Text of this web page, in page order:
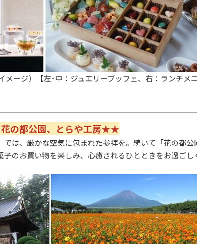
イメージ）【左･中：ジュエリーブッフェ、右：ランチメニ
の都公園、とらや工房★★
では、厳かな空気に包まれた参拝を。続いて「花の都公
のお買い物を楽しみ、心癒されるひとときをお過ごし